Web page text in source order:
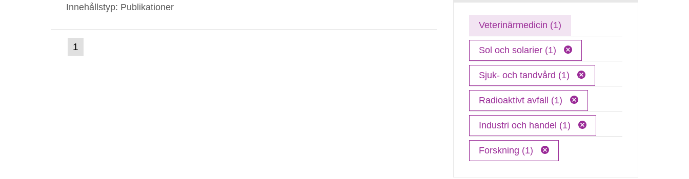
Innehållstyp: Publikationer
Gå
till
1
Veterinärmedicin (1)
Sol och solarier (1)
Sjuk- och tandvård (1)
Radioaktivt avfall (1)
Industri och handel (1)
Forskning (1)